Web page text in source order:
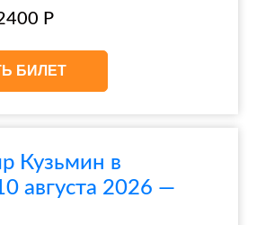
Р
БИЛЕТ
Кузьмин в
августа 2026 —